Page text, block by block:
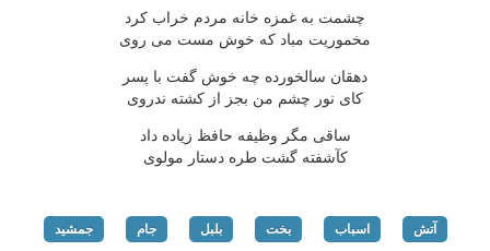
چشمت به غمزه خانه مردم خراب کرد
مخموریت مباد که خوش مست می روی
دهقان سالخورده چه خوش گفت با پسر
کای نور چشم من بجز از کشته ندروی
ساقی مگر وظیفه حافظ زیاده داد
کآشفته گشت طره دستار مولوی
آتش اسباب بخت بلبل جام جمشید